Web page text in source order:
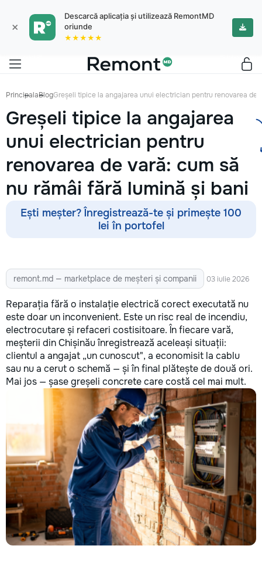
×
Descarcă aplicația și utilizează RemontMD
oriunde
★★★★★
PrincipalaBlogGreșeli tipice la angajarea unui electrician pentru renovarea de
Greșeli tipice la angajarea
unui electrician pentru
renovarea de vară: cum să
nu rămâi fără lumină și bani
Ești meșter? Înregistrează-te și primește 100
lei în portofel
remont.md — marketplace de meșteri și companii 03 iulie 2026
Reparația fără o instalație electrică corect executată nu
este doar un inconvenient. Este un risc real de incendiu,
electrocutare și refaceri costisitoare. În fiecare vară,
meșterii din Chișinău înregistrează aceleași situații:
clientul a angajat „un cunoscut", a economisit la cablu
sau nu a cerut o schemă — și în final plătește de două ori.
Mai jos — șase greșeli concrete care costă cel mai mult.